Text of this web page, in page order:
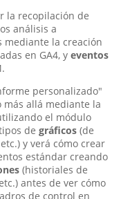
la recopilación de
análisis a
mediante la creación
en GA4, y eventos
personalizado"
allá mediante la
el módulo
de gráficos (de
y verá cómo crear
estándar creando
(historiales de
antes de ver cómo
de control en